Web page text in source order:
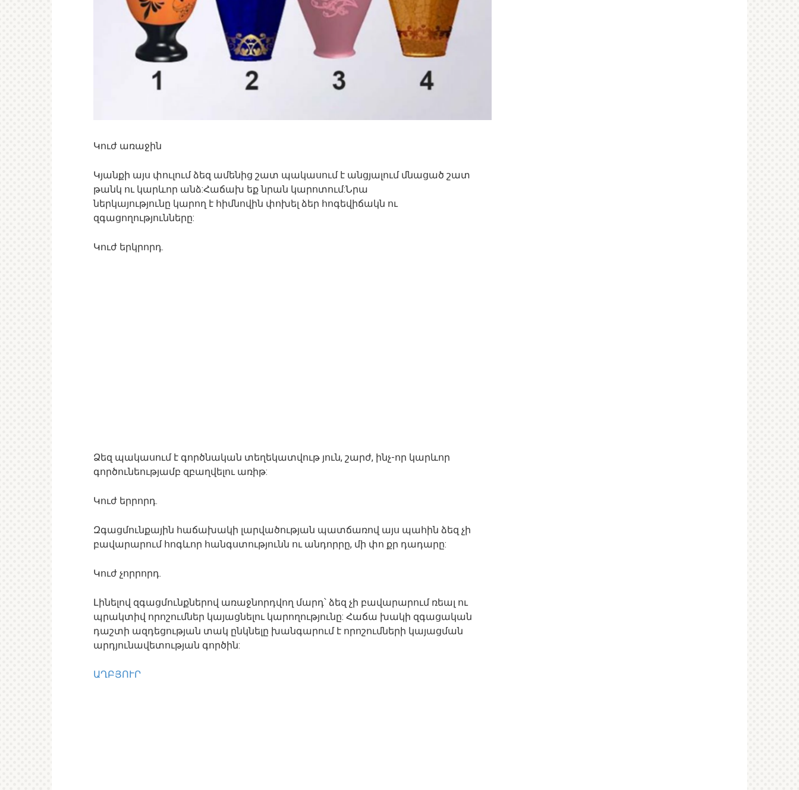
Կուժ առաջին
Կյանքի այս փուլում ձեզ ամենից շատ պակասում է անցյալում մնացած շատ
թանկ ու կարևոր անձ:Հաճախ եք նրան կարոտում:Նրա
ներկայությունը կարող է հիմնովին փոխել ձեր հոգեվիճակն ու
զգացողությունները:
Կուժ երկրորդ.
Ձեզ պակասում է գործնական տեղեկատվութ յուն, շարժ, ինչ-որ կարևոր
գործունեությամբ զբաղվելու առիթ:
Կուժ երրորդ.
Զգացմունքային հաճախակի լարվածության պատճառով այս պահին ձեզ չի
բավարարում հոգևոր հանգստությունն ու անդորրը, մի փո քր դադարը:
Կուժ չորրորդ.
Լինելով զգացմունքներով առաջնորդվող մարդ՝ ձեզ չի բավարարում ռեալ ու
պրակտիվ որոշումներ կայացնելու կարողությունը: Հաճա խակի զգացական
դաշտի ազդեցության տակ ընկնելը խանգարում է որոշումների կայացման
արդյունավետության գործին:
ԱՂԲՅՈՒՐ